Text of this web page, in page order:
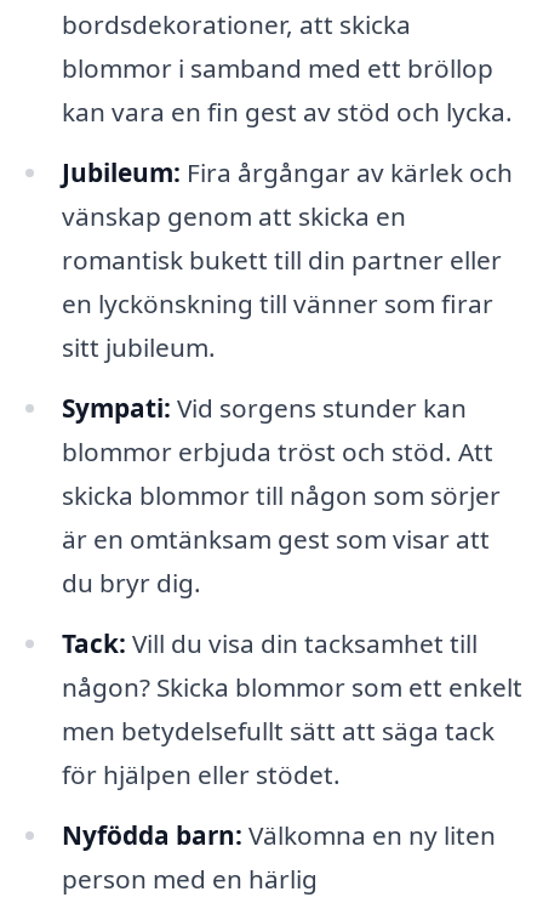
bordsdekorationer, att skicka
blommor i samband med ett bröllop
kan vara en fin gest av stöd och lycka.
Jubileum: Fira årgångar av kärlek och
vänskap genom att skicka en
romantisk bukett till din partner eller
en lyckönskning till vänner som firar
sitt jubileum.
Sympati: Vid sorgens stunder kan
blommor erbjuda tröst och stöd. Att
skicka blommor till någon som sörjer
är en omtänksam gest som visar att
du bryr dig.
Tack: Vill du visa din tacksamhet till
någon? Skicka blommor som ett enkelt
men betydelsefullt sätt att säga tack
för hjälpen eller stödet.
Nyfödda barn: Välkomna en ny liten
person med en härlig